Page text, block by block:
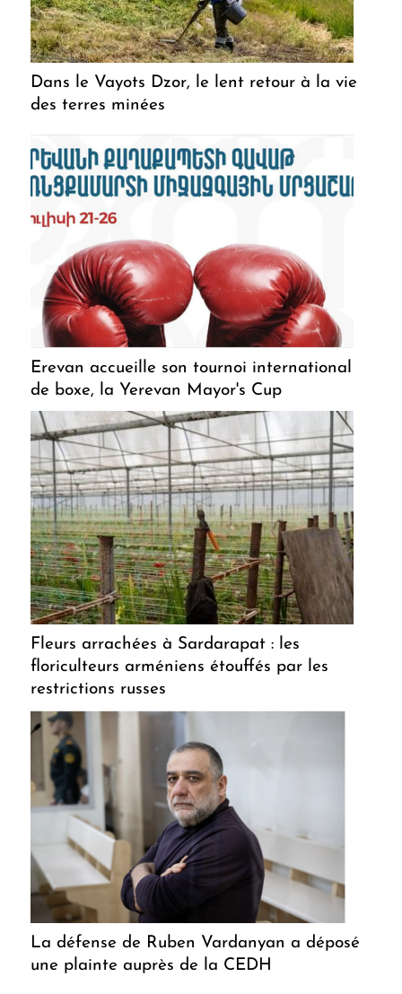
Dans le Vayots Dzor, le lent retour à la vie
des terres minées
Erevan accueille son tournoi international
de boxe, la Yerevan Mayor's Cup
Fleurs arrachées à Sardarapat : les
floriculteurs arméniens étouffés par les
restrictions russes
La défense de Ruben Vardanyan a déposé
une plainte auprès de la CEDH